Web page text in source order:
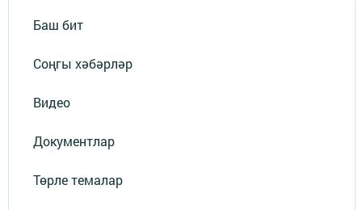
Баш бит
Соңгы хәбәрләр
Видео
Документлар
Төрле темалар